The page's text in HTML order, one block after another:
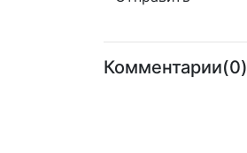
Комментарии(0)